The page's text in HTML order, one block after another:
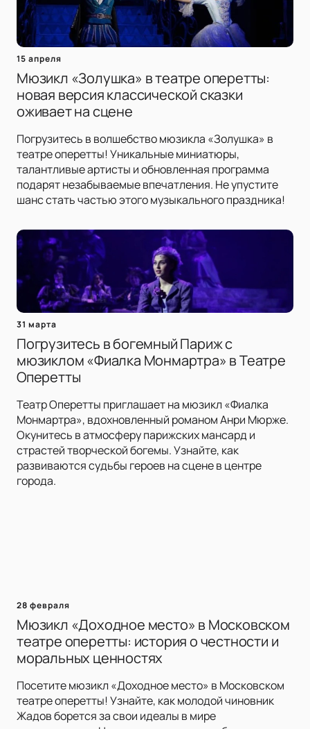
15 апреля
Мюзикл «Золушка» в театре оперетты:
новая версия классической сказки
оживает на сцене
Погрузитесь в волшебство мюзикла «Золушка» в
театре оперетты! Уникальные миниатюры,
талантливые артисты и обновленная программа
подарят незабываемые впечатления. Не упустите
шанс стать частью этого музыкального праздника!
31 марта
Погрузитесь в богемный Париж с
мюзиклом «Фиалка Монмартра» в Театре
Оперетты
Театр Оперетты приглашает на мюзикл «Фиалка
Монмартра», вдохновленный романом Анри Мюрже.
Окунитесь в атмосферу парижских мансард и
страстей творческой богемы. Узнайте, как
развиваются судьбы героев на сцене в центре
города.
28 февраля
Мюзикл «Доходное место» в Московском
театре оперетты: история о честности и
моральных ценностях
Посетите мюзикл «Доходное место» в Московском
театре оперетты! Узнайте, как молодой чиновник
Жадов борется за свои идеалы в мире